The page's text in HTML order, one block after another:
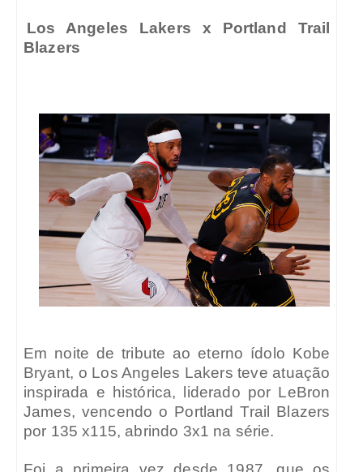
Los Angeles Lakers x Portland Trail
Blazers
Em noite de tribute ao eterno ídolo Kobe
Bryant, o Los Angeles Lakers teve atuação
inspirada e histórica, liderado por LeBron
James, vencendo o Portland Trail Blazers
por 135 x115, abrindo 3x1 na série.